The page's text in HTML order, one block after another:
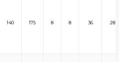
140 175 8 8 36 285